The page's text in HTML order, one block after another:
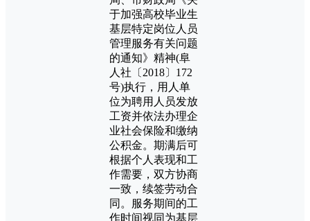
于加强高校毕业生
基层特定岗位人员
管理服务有关问题
的通知》精神(阜
人社〔2018〕172
号)执行，用人单
位为聘用人员发放
工资并依法办理企
业社会保险和缴纳
公积金。期满后可
根据个人表现和工
作需要，双方协商
一致，续签劳动合
同。服务期间的工
作时间视同为基层